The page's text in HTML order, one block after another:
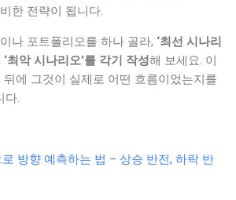
한 전략이 됩니다.
나 포트폴리오를 하나 골라, ‘최선 시나리
‘최악 시나리오’를 각기 작성해 보세요. 이
에 그것이 실제로 어떤 흐름이었는지를
다.
방향 예측하는 법 – 상승 반전, 하락 반